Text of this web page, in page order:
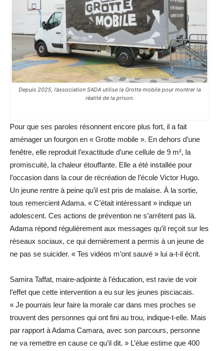
Depuis 2025, l’association SADA utilise la Grotte mobile pour montrer la
réalité de la prison.
Pour que ses paroles résonnent encore plus fort, il a fait
aménager un fourgon en « Grotte mobile ». En dehors d’une
fenêtre, elle reproduit l’exactitude d’une cellule de 9 m², la
promiscuité, la chaleur étouffante. Elle a été installée pour
l’occasion dans la cour de récréation de l’école Victor Hugo.
Un jeune rentre à peine qu’il est pris de malaise. À la sortie,
tous remercient Adama. « C’était intéressant » indique un
adolescent. Ces actions de prévention ne s’arrêtent pas là.
Adama répond régulièrement aux messages qu’il reçoit sur les
réseaux sociaux, ce qui dernièrement a permis à un jeune de
ne pas se suicider. « Tes vidéos m’ont sauvé » lui a-t-il écrit.
Samira Taffat, maire-adjointe à l’éducation, est ravie de voir
l’effet que cette intervention a eu sur les jeunes pisciacais.
« Je pourrais leur faire la morale car dans mes proches se
trouvent des personnes qui ont fini au trou, indique-t-elle. Mais
par rapport à Adama Camara, avec son parcours, personne
ne va remettre en cause ce qu’il dit. » L’élue estime que 400